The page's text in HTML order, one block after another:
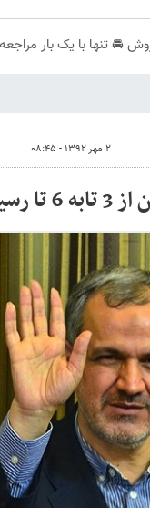
🚘 تنها با یک بار
۲ مهر ۱۳۹۲ - ۰۸:۴۵